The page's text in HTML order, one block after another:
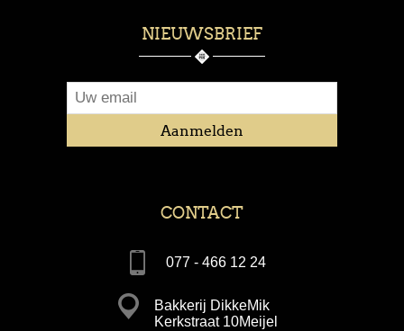
NIEUWSBRIEF
CONTACT
077 - 466 12 24
Bakkerij DikkeMik
Kerkstraat 10Meijel